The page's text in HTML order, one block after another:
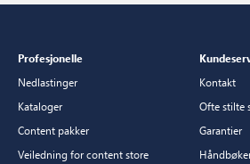
Profesjonelle
Nedlastinger
Kataloger
Content pakker
Veiledning for content store
Kontakt
Ofte stilte
Garantier